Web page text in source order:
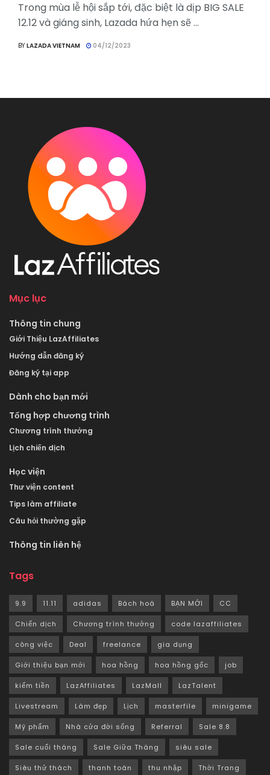
Trong mùa lễ hội sắp tới, đặc biệt là dịp BIG SALE
12.12 và giáng sinh, Lazada hứa hẹn sẽ ...
BY LAZADA VIETNAM 04/12/2023
Mục lục
Thông tin chung
Giới Thiệu LazAffiliates
Hướng dẫn đăng ký
Đăng ký tại app
Dành cho bạn mới
Tổng hợp chương trình
Chương trình thưởng
Lịch chiến dịch
Học viện
Thư viện content
Tips làm affiliate
Câu hỏi thường gặp
Thông tin liên hệ
Tags
9.9 11.11 adidas Bách hoá BẠN MỚI CC
Chiến dịch Chương trình thưởng code lazaffiliates
công việc Deal freelance gia dụng
Giới thiệu bạn mới hoa hồng hoa hồng gốc job
kiếm tiền LazAffiliates LazMall LazTalent
Livestream Làm đẹp Lịch masterfile minigame
Mỹ phẩm Nhà cửa đời sống Referral Sale 8.8
Sale cuối tháng Sale Giữa Tháng siêu sale
Siêu thử thách thanh toán thu nhập Thời Trang